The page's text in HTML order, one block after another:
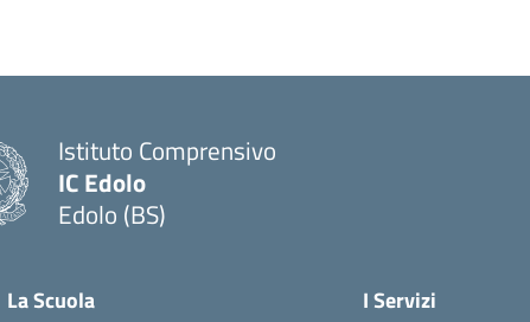
Istituto Comprensivo
IC Edolo
Edolo (BS)
La Scuola I Servizi